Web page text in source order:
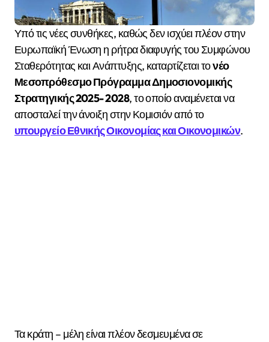
Υπό τις νέες συνθήκες, καθώς δεν ισχύει πλέον στην
Ευρωπαϊκή Ένωση η ρήτρα διαφυγής του Συμφώνου
Σταθερότητας και Ανάπτυξης, καταρτίζεται τονέο
Μεσοπρόθεσμο Πρόγραμμα Δημοσιονομικής
Στρατηγικής 2025- 2028, το οποίο αναμένεται να
αποσταλεί την άνοιξη στην Κομισιόν από το
υπουργείο Εθνικής Οικονομίας και Οικονομικών.
Τα κράτη – μέλη είναι πλέον δεσμευμένα σε